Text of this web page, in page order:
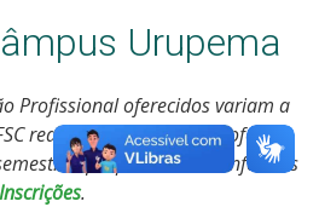
Urupema
Profissional oferecidos variam a
realiza quatro ciclos de oferta
que podem ser conferidos
.